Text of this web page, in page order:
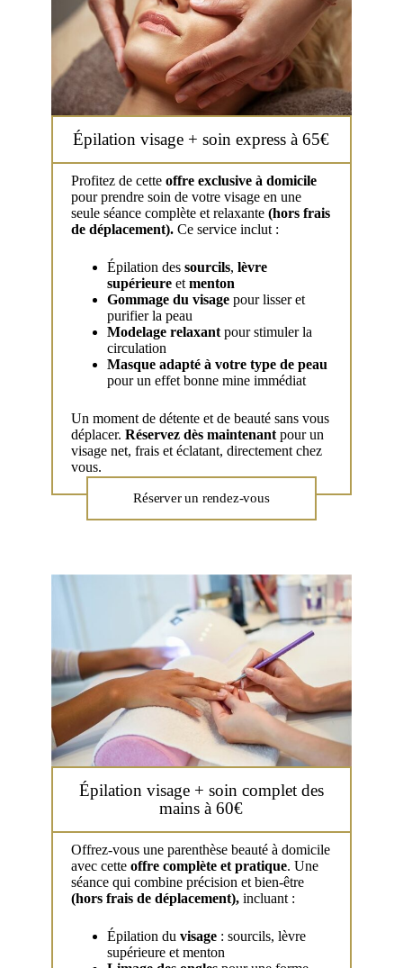
Épilation visage + soin express à 65€
Profitez de cette offre exclusive à domicile
pour prendre soin de votre visage en une
seule séance complète et relaxante(hors frais
de déplacement). Ce service inclut :
Épilation des sourcils, lèvre
supérieureet menton
Gommage du visagepour lisser et
purifier la peau
Modelage relaxantpour stimuler la
circulation
Masque adapté à votre type de peau
pour un effet bonne mine immédiat
Un moment de détente et de beauté sans vous
déplacer. Réservez dès maintenantpour un
visage net, frais et éclatant, directement chez
vous.
Réserver un rendez-vous
Épilation visage + soin complet des
mains à 60€
Offrez-vous une parenthèse beauté à domicile
avec cette offre complète et pratique. Une
séance qui combine précision et bien-être
(hors frais de déplacement), incluant :
Épilation du visage: sourcils, lèvre
supérieure et menton